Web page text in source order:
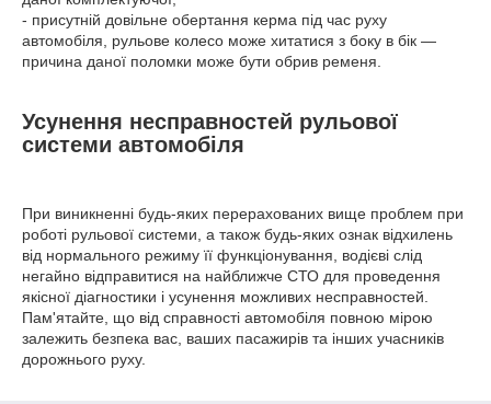
- присутній довільне обертання керма під час руху
автомобіля, рульове колесо може хитатися з боку в бік —
причина даної поломки може бути обрив ременя.
Усунення несправностей рульової
системи автомобіля
При виникненні будь-яких перерахованих вище проблем при
роботі рульової системи, а також будь-яких ознак відхилень
від нормального режиму її функціонування, водієві слід
негайно відправитися на найближче СТО для проведення
якісної діагностики і усунення можливих несправностей.
Пам'ятайте, що від справності автомобіля повною мірою
залежить безпека вас, ваших пасажирів та інших учасників
дорожнього руху.